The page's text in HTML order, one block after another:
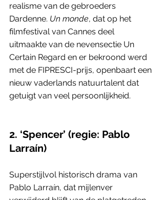
realisme van de gebroeders
Dardenne. Un monde, dat op het
filmfestival van Cannes deel
uitmaakte van de nevensectie Un
Certain Regard en er bekroond werd
met de FIPRESCI-prijs, openbaart een
nieuw vaderlands natuurtalent dat
getuigt van veel persoonlijkheid.
2. ‘Spencer’ (regie: Pablo
Larraín)
Superstijlvol historisch drama van
Pablo Larraín, dat mijlenver